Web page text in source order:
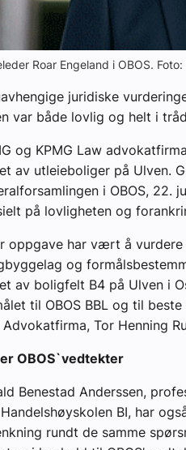
Roar Engeland i OBOS.
juridiske
var både lovlig og helt i
og KPMG Law
av utleieboliger på Ulven.
i OBOS, 22.
på lovligheten og
oppgave har vært å
og
av boligfelt B4 på Ulven i
til OBOS BBL og til
Advokatfirma, Tor Henning
OBOS`vedtekter
Benestad Anderssen,
BI, har
rundt de samme